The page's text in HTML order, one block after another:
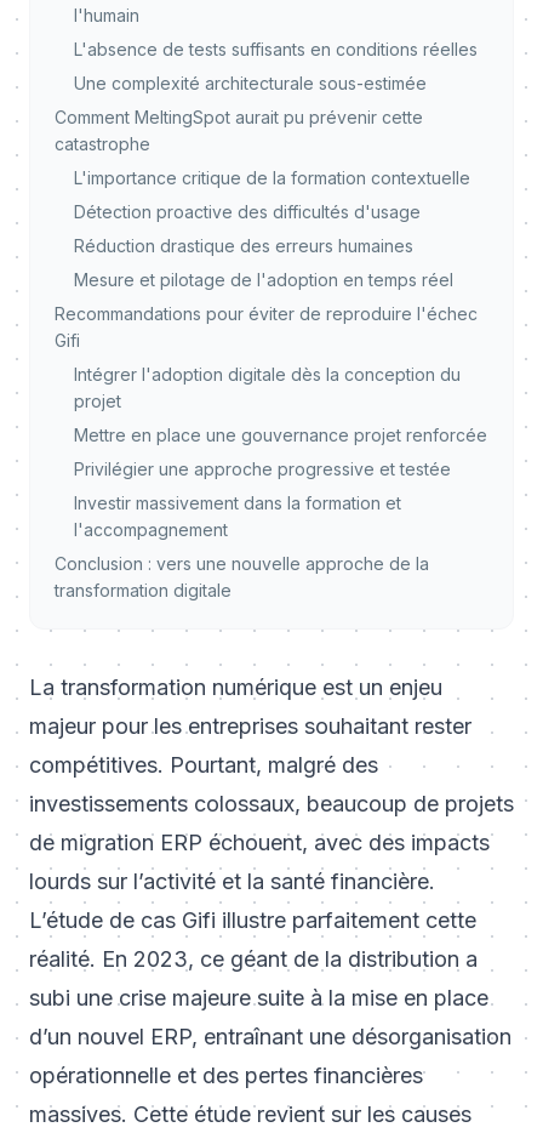
l'humain
L'absence de tests suffisants en conditions réelles
Une complexité architecturale sous-estimée
Comment MeltingSpot aurait pu prévenir cette
catastrophe
L'importance critique de la formation contextuelle
Détection proactive des difficultés d'usage
Réduction drastique des erreurs humaines
Mesure et pilotage de l'adoption en temps réel
Recommandations pour éviter de reproduire l'échec
Gifi
Intégrer l'adoption digitale dès la conception du
projet
Mettre en place une gouvernance projet renforcée
Privilégier une approche progressive et testée
Investir massivement dans la formation et
l'accompagnement
Conclusion : vers une nouvelle approche de la
transformation digitale
La transformation numérique est un enjeu
majeur pour les entreprises souhaitant rester
compétitives. Pourtant, malgré des
investissements colossaux, beaucoup de projets
de migration ERP échouent, avec des impacts
lourds sur l’activité et la santé financière.
L’étude de cas Gifi illustre parfaitement cette
réalité. En 2023, ce géant de la distribution a
subi une crise majeure suite à la mise en place
d’un nouvel ERP, entraînant une désorganisation
opérationnelle et des pertes financières
massives. Cette étude revient sur les causes